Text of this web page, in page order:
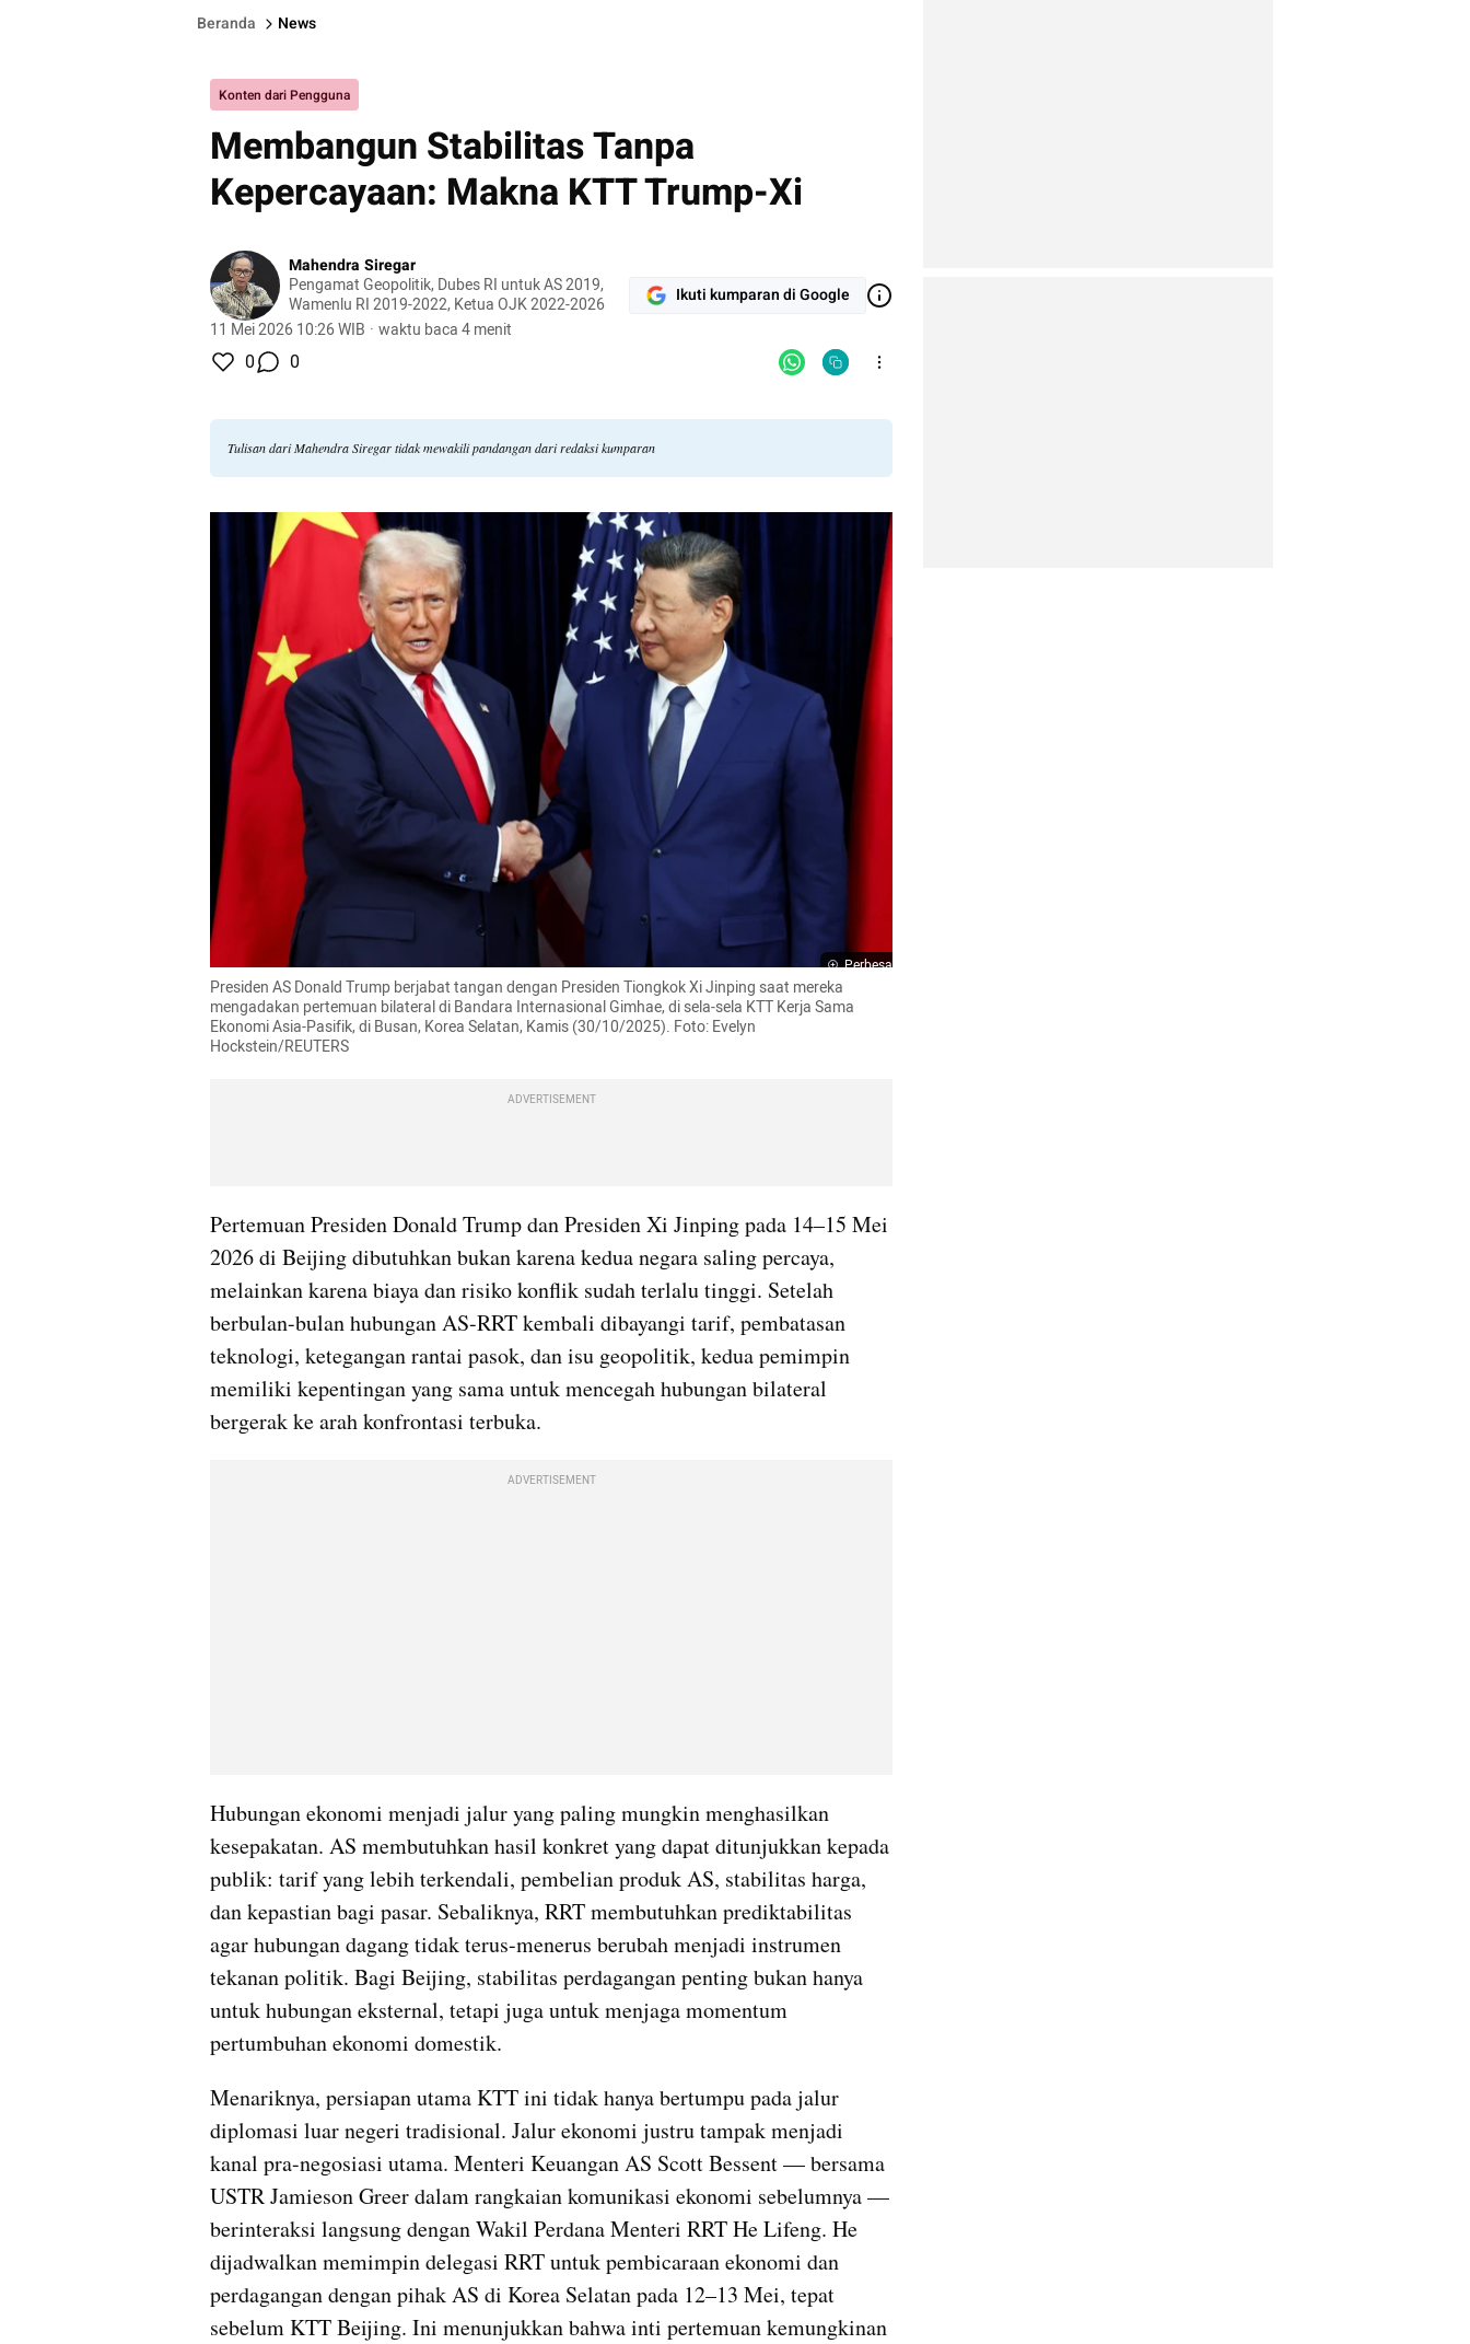
Beranda News
Konten dari Pengguna
Membangun Stabilitas Tanpa
Kepercayaan: Makna KTT Trump-Xi
Mahendra Siregar
Pengamat Geopolitik, Dubes RI untuk AS 2019,
Wamenlu RI 2019-2022, Ketua OJK 2022-2026
11 Mei 2026 10:26 WIB · waktu baca 4 menit
Ikuti kumparan di Google
0 0
Tulisan dari Mahendra Siregar tidak mewakili pandangan dari redaksi kumparan
Perbesar
Presiden AS Donald Trump berjabat tangan dengan Presiden Tiongkok Xi Jinping saat mereka
mengadakan pertemuan bilateral di Bandara Internasional Gimhae, di sela-sela KTT Kerja Sama
Ekonomi Asia-Pasifik, di Busan, Korea Selatan, Kamis (30/10/2025). Foto: Evelyn
Hockstein/REUTERS
ADVERTISEMENT
Pertemuan Presiden Donald Trump dan Presiden Xi Jinping pada 14–15 Mei
2026 di Beijing dibutuhkan bukan karena kedua negara saling percaya,
melainkan karena biaya dan risiko konflik sudah terlalu tinggi. Setelah
berbulan-bulan hubungan AS-RRT kembali dibayangi tarif, pembatasan
teknologi, ketegangan rantai pasok, dan isu geopolitik, kedua pemimpin
memiliki kepentingan yang sama untuk mencegah hubungan bilateral
bergerak ke arah konfrontasi terbuka.
ADVERTISEMENT
Hubungan ekonomi menjadi jalur yang paling mungkin menghasilkan
kesepakatan. AS membutuhkan hasil konkret yang dapat ditunjukkan kepada
publik: tarif yang lebih terkendali, pembelian produk AS, stabilitas harga,
dan kepastian bagi pasar. Sebaliknya, RRT membutuhkan prediktabilitas
agar hubungan dagang tidak terus-menerus berubah menjadi instrumen
tekanan politik. Bagi Beijing, stabilitas perdagangan penting bukan hanya
untuk hubungan eksternal, tetapi juga untuk menjaga momentum
pertumbuhan ekonomi domestik.
Menariknya, persiapan utama KTT ini tidak hanya bertumpu pada jalur
diplomasi luar negeri tradisional. Jalur ekonomi justru tampak menjadi
kanal pra-negosiasi utama. Menteri Keuangan AS Scott Bessent — bersama
USTR Jamieson Greer dalam rangkaian komunikasi ekonomi sebelumnya —
berinteraksi langsung dengan Wakil Perdana Menteri RRT He Lifeng. He
dijadwalkan memimpin delegasi RRT untuk pembicaraan ekonomi dan
perdagangan dengan pihak AS di Korea Selatan pada 12–13 Mei, tepat
sebelum KTT Beijing. Ini menunjukkan bahwa inti pertemuan kemungkinan